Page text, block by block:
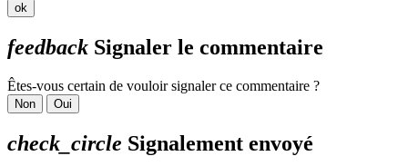
ok
feedback Signaler le commentaire
Êtes-vous certain de vouloir signaler ce commentaire ?
Non Oui
check_circle Signalement envoyé